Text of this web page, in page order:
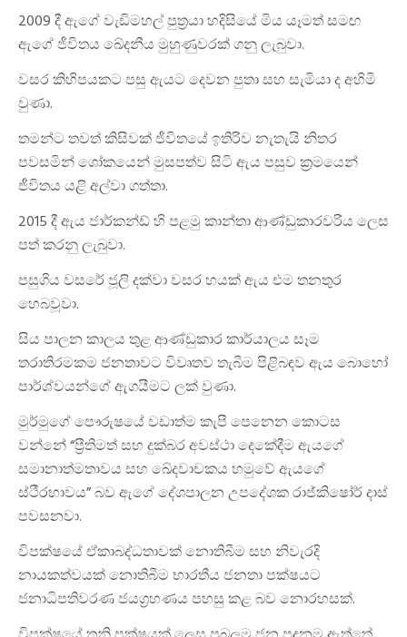
2009 දී ඇගේ වැඩිමහල් පුත්‍රයා හදිසියේ මිය යෑමත් සමඟ
ඇගේ ජීවිතය ඛේදනීය මුහුණුවරක් ගනු ලැබුවා.
වසර කිහිපයකට පසු ඇයට දෙවන පුතා සහ සැමියා ද අහිමි
වුණා.
තමන්ට තවත් කිසිවක් ජීවිතයේ ඉතිරිව නැතැයි නිතර
පවසමින් ශෝකයෙන් මුසපත්ව සිටි ඇය පසුව ක්‍රමයෙන්
ජීවිතය යළි අල්වා ගත්තා.
2015 දී ඇය ජාර්කන්ඩ් හි පළමු කාන්තා ආණ්ඩුකාරවරිය ලෙස
පත් කරනු ලැබුවා.
පසුගිය වසරේ ජූලි දක්වා වසර හයක් ඇය එම තනතුර
හෙබවූවා.
සිය පාලන කාලය තුළ ආණ්ඩුකාර කාර්යාලය සෑම
තරාතිරමකම ජනතාවට විවෘතව තැබීම පිළිබඳව ඇය බොහෝ
පාර්ශ්වයන්ගේ ඇගයීමට ලක් වුණා.
මුර්මුගේ පෞරුෂයේ වඩාත්ම කැපී පෙනෙන කොටස
වන්නේ “ප්‍රීතිමත් සහ දුක්බර අවස්ථා දෙකේදීම ඇයගේ
සමානාත්මතාවය සහ ඛේදවාචකය හමුවේ ඇයගේ
ස්ථීරභාවය” බව ඇගේ දේශපාලන උපදේශක රාජ්කිෂෝර් දාස්
පවසනවා.
විපක්ෂයේ ඒකාබද්ධතාවක් නොතිබීම සහ නිවැරදි
නායකත්වයක් නොතිබීම භාරතීය ජනතා පක්ෂයට
ජනාධිපතිවරණ ජයග්‍රහණය පහසු කළ බව නොරහසක්.